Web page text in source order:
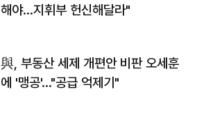
해야…지휘부 헌신해달라"
與, 부동산 세제 개편안 비판 오세훈
에 '맹공'…"공급 억제기"